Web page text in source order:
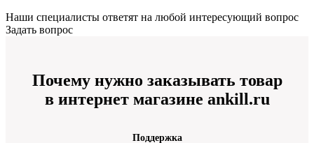
Наши специалисты ответят на любой интересующий вопрос
Задать вопрос
Почему нужно заказывать товар
в интернет магазине ankill.ru
Поддержка